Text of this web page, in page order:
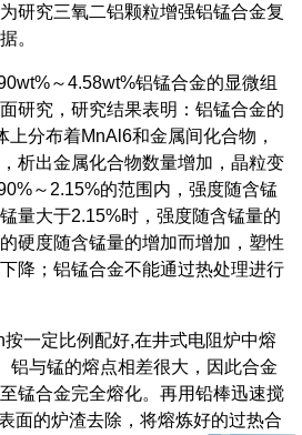
研究三氧二铝颗粒增强铝锰合金复
。
～4.58wt%铝锰合金的显微组
研究，研究结果表明：铝锰合金的
上分布着MnAl6和金属间化合物，
析出金属化合物数量增加，晶粒变
～2.15%的范围内，强度随含锰
量大于2.15%时，强度随含锰量的
硬度随含锰量的增加而增加，塑性
降；铝锰合金不能通过热处理进行
定比例配好,在井式电阻炉中熔
与锰的熔点相差很大，因此合金
锰合金完全熔化。再用铅棒迅速搅
面的炉渣去除，将熔炼好的过热合